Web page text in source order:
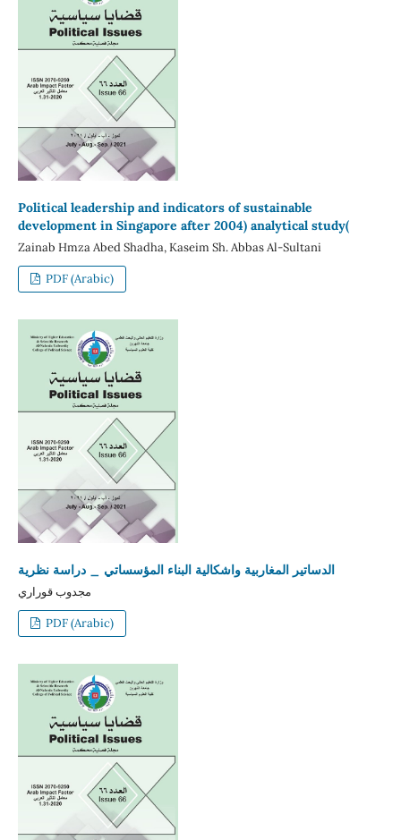
Political leadership and indicators of sustainable
development in Singapore after 2004) analytical study(
Zainab Hmza Abed Shadha, Kaseim Sh. Abbas Al-Sultani
PDF (Arabic)
الدساتير المغاربية واشكالية البناء المؤسساتي _ دراسة نظرية
مجدوب قوراري
PDF (Arabic)